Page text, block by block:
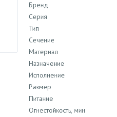
Бренд
Серия
Тип
Сечение
Материал
Назначение
Исполнение
Размер
Питание
Огнестойкость, мин